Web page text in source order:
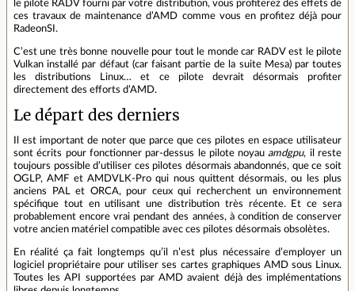
le pilote RADV fourni par votre distribution, vous profiterez des effets de
ces travaux de maintenance d’AMD comme vous en profitez déjà pour
RadeonSI.
C’est une très bonne nouvelle pour tout le monde car RADV est le pilote
Vulkan installé par défaut (car faisant partie de la suite Mesa) par toutes
les distributions Linux… et ce pilote devrait désormais profiter
directement des efforts d’AMD.
Le départ des derniers
Il est important de noter que parce que ces pilotes en espace utilisateur
sont écrits pour fonctionner par-dessus le pilote noyauamdgpu, il reste
toujours possible d’utiliser ces pilotes désormais abandonnés, que ce soit
OGLP, AMF et AMDVLK-Pro qui nous quittent désormais, ou les plus
anciens PAL et ORCA, pour ceux qui recherchent un environnement
spécifique tout en utilisant une distribution très récente. Et ce sera
probablement encore vrai pendant des années, à condition de conserver
votre ancien matériel compatible avec ces pilotes désormais obsolètes.
En réalité ça fait longtemps qu’il n’est plus nécessaire d’employer un
logiciel propriétaire pour utiliser ses cartes graphiques AMD sous Linux.
Toutes les API supportées par AMD avaient déjà des implémentations